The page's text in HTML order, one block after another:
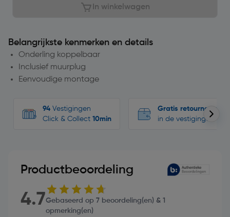
In winkelwagen
Belangrijkste kenmerken en details
Onderling koppelbaar
Inclusief muurplug
Eenvoudige montage
94 Vestigingen
Click & Collect 10min
Gratis retourneren
in de vestigingen
Productbeoordeling
4.7Gebaseerd op 7 beoordeling(en) & 1
opmerking(en)